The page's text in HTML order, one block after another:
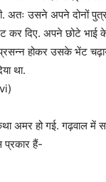
अतः उसने अपने दोनों
कर दिए. अपने छोटे भाई
होकर उसके भेंट
था.
अमर हो गई. गढ़वाल में
प्रकार हैं-